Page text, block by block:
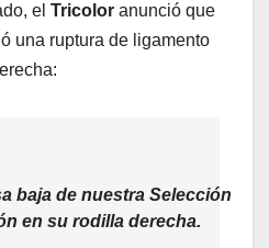
el Tricolor anunció que
una ruptura de ligamento
baja de nuestra Selección
en su rodilla derecha.